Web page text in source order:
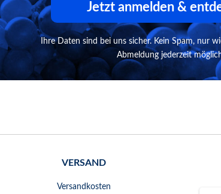
Jetzt anmelden &
Ihre Daten sind bei uns sicher. Kein Spam, nur
Abmeldung jederzeit
VERSAND
Versandkosten